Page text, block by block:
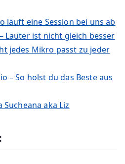
läuft eine Session bei uns ab
Lauter ist nicht gleich besser
jedes Mikro passt zu jeder
– So holst du das Beste aus
Sucheana aka Liz